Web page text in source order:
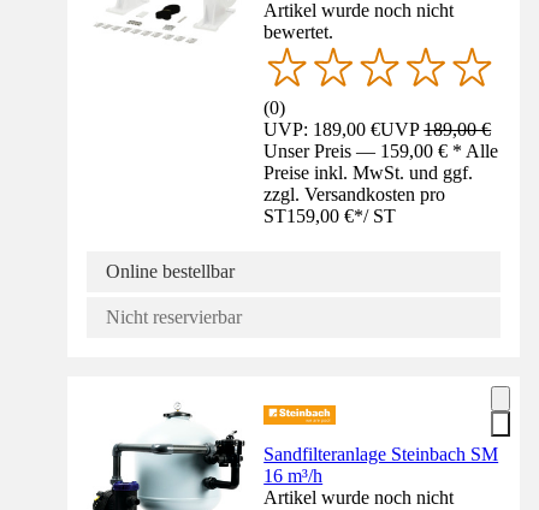
Artikel wurde noch nicht
bewertet.
(0)
UVP: 189,00 €UVP189,00 €
Unser Preis — 159,00 € * Alle
Preise inkl. MwSt. und ggf.
zzgl. Versandkosten pro
ST159,00 €*/ ST
Online bestellbar
Nicht reservierbar
Sandfilteranlage Steinbach SM
16 m³/h
Artikel wurde noch nicht